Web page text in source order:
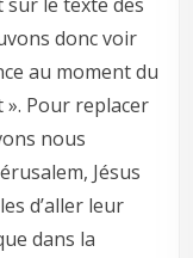
le texte des
donc voir
au moment du
». Pour replacer
nous
Jésus
d’aller leur
dans la